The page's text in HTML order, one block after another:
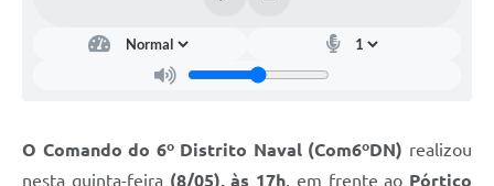
O Comando do 6º Distrito Naval (Com6ºDN) realizou
nesta quinta-feira (8/05), às 17h , em frente ao Pórtico